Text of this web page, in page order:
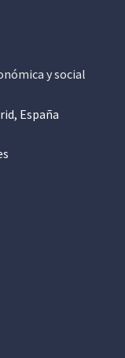
y social
España